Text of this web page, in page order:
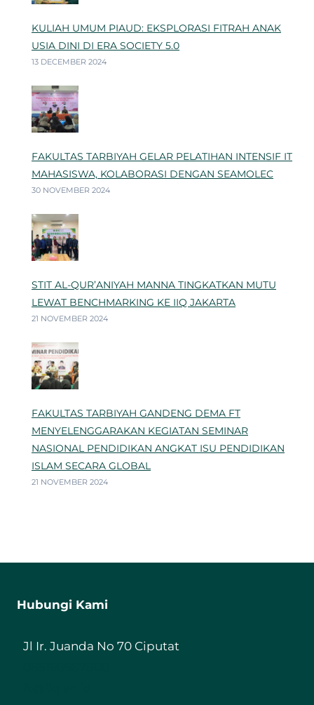
KULIAH UMUM PIAUD: EKSPLORASI FITRAH ANAK
USIA DINI DI ERA SOCIETY 5.0
13 DECEMBER 2024
FAKULTAS TARBIYAH GELAR PELATIHAN INTENSIF IT
MAHASISWA, KOLABORASI DENGAN SEAMOLEC
30 NOVEMBER 2024
STIT AL-QUR’ANIYAH MANNA TINGKATKAN MUTU
LEWAT BENCHMARKING KE IIQ JAKARTA
21 NOVEMBER 2024
FAKULTAS TARBIYAH GANDENG DEMA FT
MENYELENGGARAKAN KEGIATAN SEMINAR
NASIONAL PENDIDIKAN ANGKAT ISU PENDIDIKAN
ISLAM SECARA GLOBAL
21 NOVEMBER 2024
Hubungi Kami
Jl Ir. Juanda No 70 Ciputat